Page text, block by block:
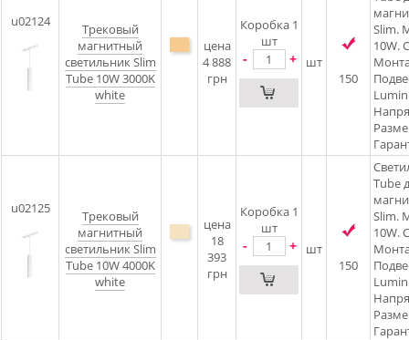
u02124
Трековый
магнитный
светильник Slim
Tube 10W 3000K
white
цена
4 888
грн
Коробка 1
шт
- +
шт
150
Slim.
10W.
u02125
Трековый
магнитный
светильник Slim
Tube 10W 4000K
white
цена
18
393
грн
Коробка 1
шт
- +
шт
150
Tube
Slim.
10W.